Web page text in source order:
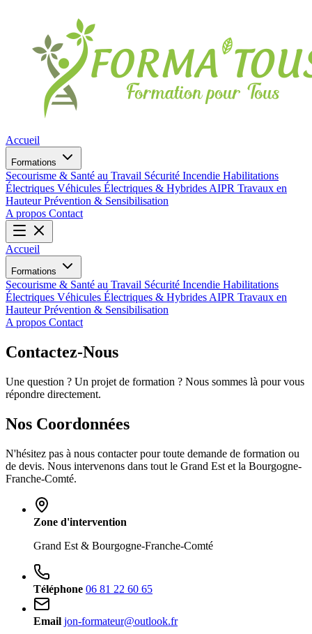
Accueil
Formations
Secourisme & Santé au Travail Sécurité Incendie Habilitations
Électriques Véhicules Électriques & Hybrides AIPR Travaux en
HauteurPrévention & Sensibilisation
A propos Contact
Accueil
Formations
Secourisme & Santé au Travail Sécurité Incendie Habilitations
Électriques Véhicules Électriques & Hybrides AIPR Travaux en
HauteurPrévention & Sensibilisation
A propos Contact
Contactez-Nous
Une question ? Un projet de formation ? Nous sommes là pour vous
répondre directement.
Nos Coordonnées
N'hésitez pas à nous contacter pour toute demande de formation ou
de devis. Nous intervenons dans tout le Grand Est et la Bourgogne-
Franche-Comté.
Zone d'intervention
Grand Est & Bourgogne-Franche-Comté
Téléphone 06 81 22 60 65
Email jon-formateur@outlook.fr